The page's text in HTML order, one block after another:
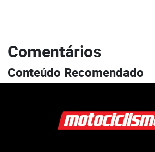
Comentários
Conteúdo Recomendado